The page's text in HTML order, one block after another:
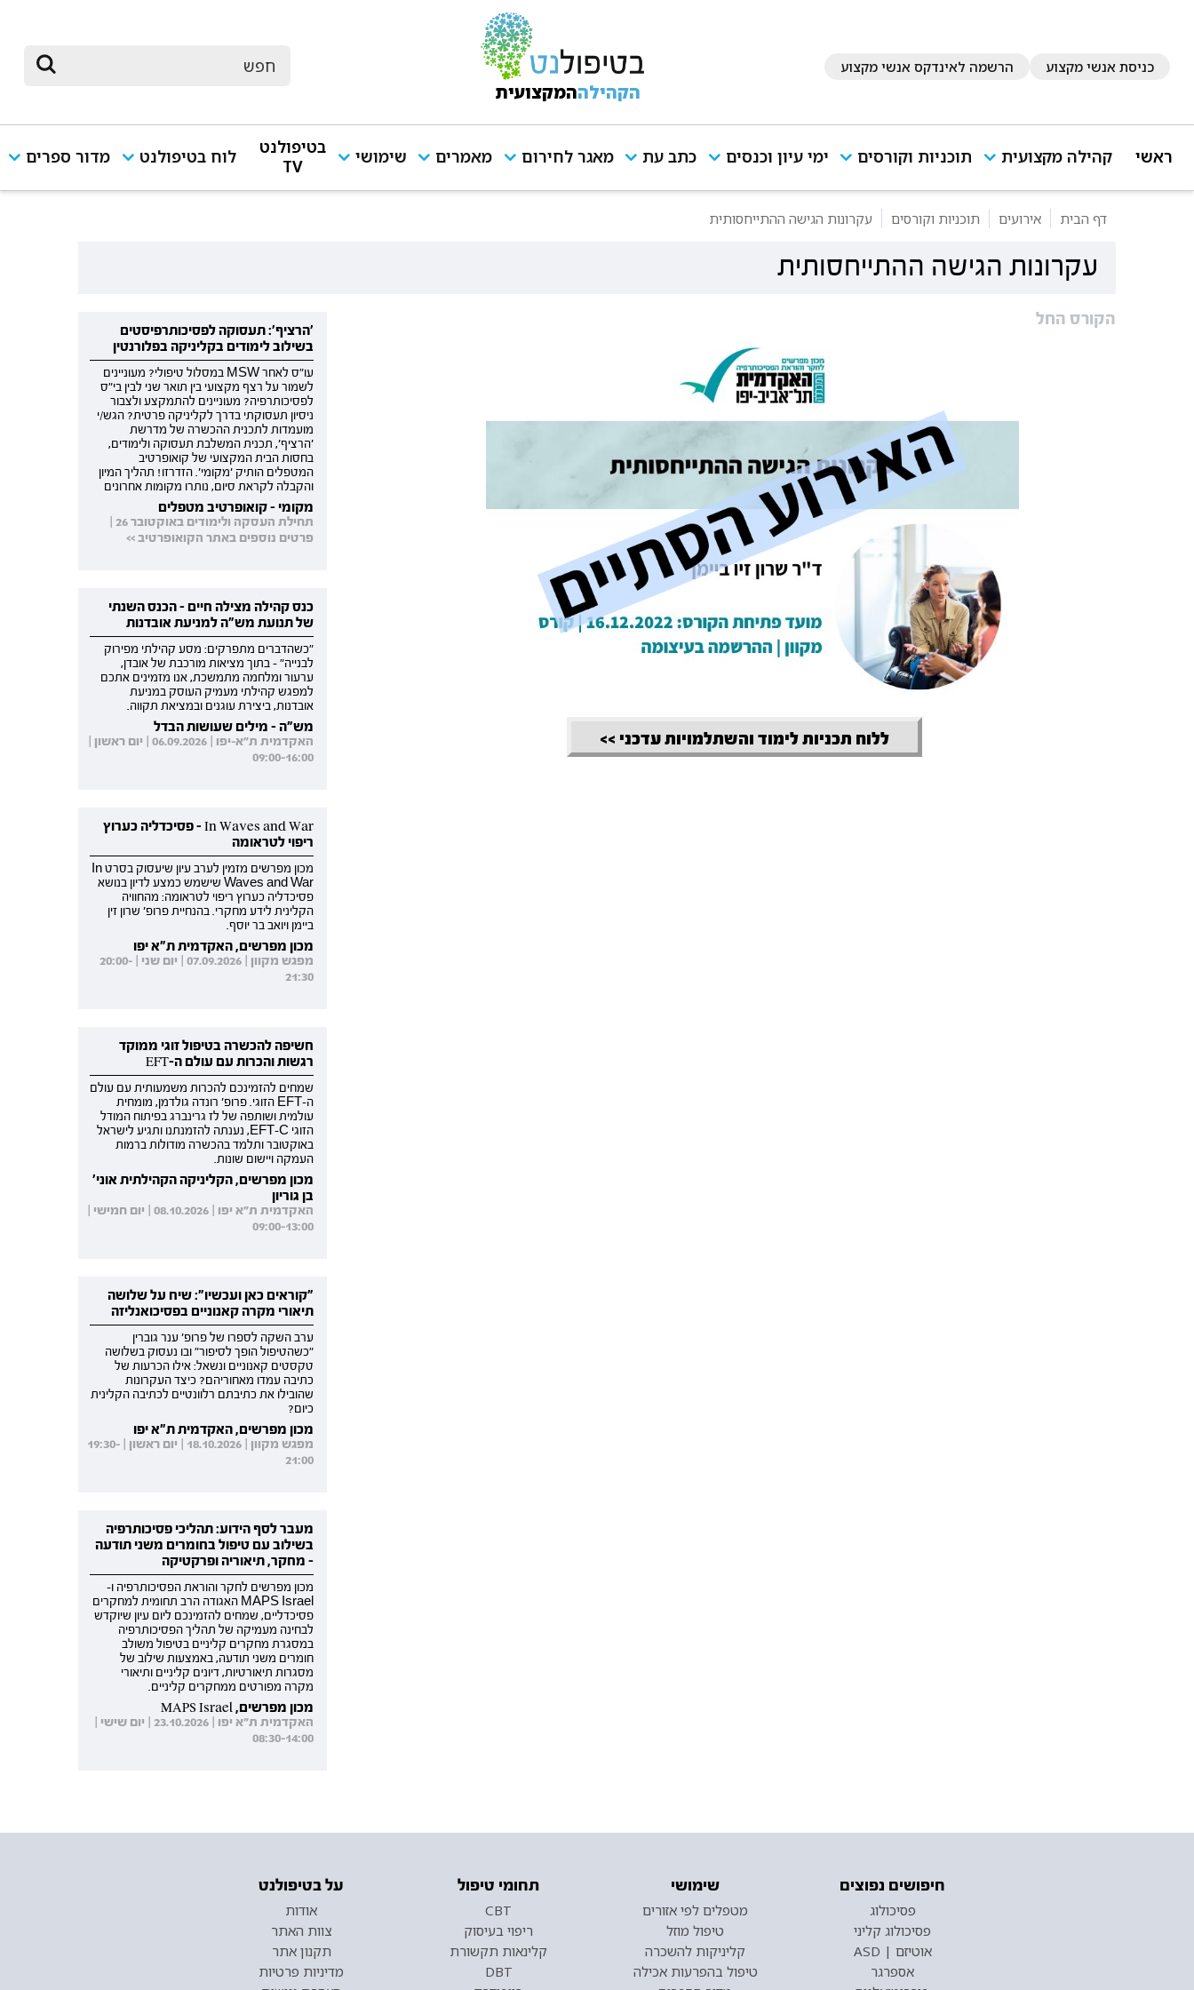
כניסת אנשי מקצוע הרשמה לאינדקס אנשי מקצוע
הקהילההמקצועית
ראשי קהילה מקצועית תוכניות וקורסים ימי עיון וכנסים כתב עת מאגר לחירום מאמרים שימושי
בטיפולנט
TV
לוח בטיפולנט מדור ספרים
דף הבית אירועים תוכניות וקורסים עקרונות הגישה ההתייחסותית
עקרונות הגישה ההתייחסותית
הקורס החל
ללוח תכניות לימוד והשתלמויות עדכני >>
'הרציף': תעסוקה לפסיכותרפיסטים
בשילוב לימודים בקליניקה בפלורנטין
עו"ס לאחר MSW במסלול טיפולי? מעוניינים
לשמור על רצף מקצועי בין תואר שני לבין בי"ס
לפסיכותרפיה? מעוניינים להתמקצע ולצבור
ניסיון תעסוקתי בדרך לקליניקה פרטית? הגש/י
מועמדות לתכנית ההכשרה של מדרשת
'הרציף', תכנית המשלבת תעסוקה ולימודים,
בחסות הבית המקצועי של קואופרטיב
המטפלים הותיק 'מקומי'. הזדרזו! תהליך המיון
והקבלה לקראת סיום, נותרו מקומות אחרונים
מקומי - קואופרטיב מטפלים
תחילת העסקה ולימודים באוקטובר 26 |
פרטים נוספים באתר הקואופרטיב >>
כנס קהילה מצילה חיים - הכנס השנתי
של תנועת מש"ה למניעת אובדנות
"כשהדברים מתפרקים: מסע קהילתי מפירוק
לבנייה" - בתוך מציאות מורכבת של אובדן,
ערעור ומלחמה מתמשכת, אנו מזמינים אתכם
למפגש קהילתי מעמיק העוסק במניעת
אובדנות, ביצירת עוגנים ובמציאת תקווה.
מש"ה - מילים שעושות הבדל
האקדמית ת"א-יפו | 06.09.2026 | יום ראשון |
09:00-16:00
In Waves and War - פסיכדליה כערוץ
ריפוי לטראומה
מכון מפרשים מזמין לערב עיון שיעסוק בסרט In
Waves and War שישמש כמצע לדיון בנושא
פסיכדליה כערוץ ריפוי לטראומה: מהחוויה
הקלינית לידע מחקרי. בהנחיית פרופ' שרון זין
ביימן ויואב בר יוסף.
מכון מפרשים, האקדמית ת"א יפו
מפגש מקוון | 07.09.2026 | יום שני | 20:00-
21:30
חשיפה להכשרה בטיפול זוגי ממוקד
רגשות והכרות עם עולם ה-EFT
שמחים להזמינכם להכרות משמעותית עם עולם
ה-EFT הזוגי. פרופ' רונדה גולדמן, מומחית
עולמית ושותפה של לז גרינברג בפיתוח המודל
הזוגי EFT-C, נענתה להזמנתנו ותגיע לישראל
באוקטובר ותלמד בהכשרה מודולות ברמות
העמקה ויישום שונות.
מכון מפרשים, הקליניקה הקהילתית אוני'
בן גוריון
האקדמית ת"א יפו | 08.10.2026 | יום חמישי |
09:00-13:00
"קוראים כאן ועכשיו": שיח על שלושה
תיאורי מקרה קאנוניים בפסיכואנליזה
ערב השקה לספרו של פרופ' ענר גוברין
"כשהטיפול הופך לסיפור" ובו נעסוק בשלושה
טקסטים קאנוניים ונשאל: אילו הכרעות של
כתיבה עמדו מאחוריהם? כיצד העקרונות
שהובילו את כתיבתם רלוונטיים לכתיבה הקלינית
כיום?
מכון מפרשים, האקדמית ת"א יפו
מפגש מקוון | 18.10.2026 | יום ראשון | 19:30-
21:00
מעבר לסף הידוע: תהליכי פסיכותרפיה
בשילוב עם טיפול בחומרים משני תודעה
- מחקר, תיאוריה ופרקטיקה
מכון מפרשים לחקר והוראת הפסיכותרפיה ו-
MAPS Israel האגודה הרב תחומית למחקרים
פסיכדליים, שמחים להזמינכם ליום עיון שיוקדש
לבחינה מעמיקה של תהליך הפסיכותרפיה
במסגרת מחקרים קליניים בטיפול משולב
חומרים משני תודעה, באמצעות שילוב של
מסגרות תיאורטיות, דיונים קליניים ותיאורי
מקרה מפורטים ממחקרים קליניים.
מכון מפרשים, MAPS Israel
האקדמית ת"א יפו | 23.10.2026 | יום שישי |
08:30-14:00
חיפושים נפוצים
פסיכולוג
פסיכולוג קליני
אוטיזם | ASD
אספרגר
שימושי
מטפלים לפי אזורים
טיפול מוזל
קליניקות להשכרה
טיפול בהפרעות אכילה
תחומי טיפול
CBT
ריפוי בעיסוק
קלינאות תקשורת
DBT
על בטיפולנט
אודות
צוות האתר
תקנון אתר
מדיניות פרטיות